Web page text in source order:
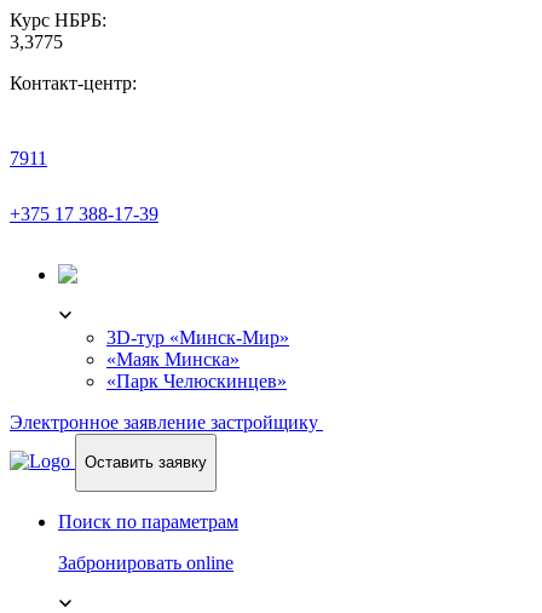
Курс НБРБ:
3,3775
Контакт-центр:
7911
+375 17 388-17-39
3D-тур «Минск-Мир»
«Маяк Минска»
«Парк Челюскинцев»
Электронное заявление застройщику
Оставить заявку
Поиск по параметрам
Забронировать online